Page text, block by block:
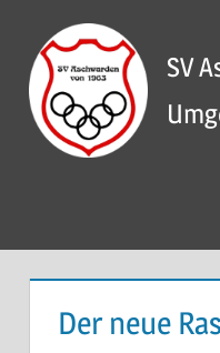
Inhalt
springen
SV
Der neue